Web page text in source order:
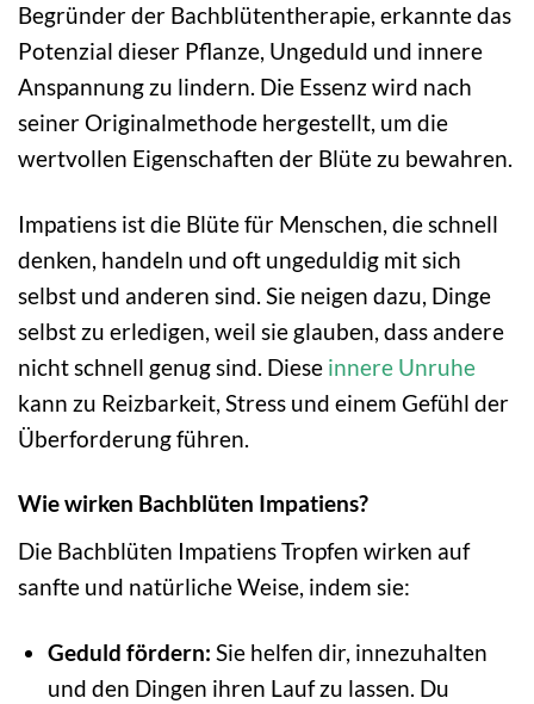
Begründer der Bachblütentherapie, erkannte das
Potenzial dieser Pflanze, Ungeduld und innere
Anspannung zu lindern. Die Essenz wird nach
seiner Originalmethode hergestellt, um die
wertvollen Eigenschaften der Blüte zu bewahren.
Impatiens ist die Blüte für Menschen, die schnell
denken, handeln und oft ungeduldig mit sich
selbst und anderen sind. Sie neigen dazu, Dinge
selbst zu erledigen, weil sie glauben, dass andere
nicht schnell genug sind. Diese innere Unruhe
kann zu Reizbarkeit, Stress und einem Gefühl der
Überforderung führen.
Wie wirken Bachblüten Impatiens?
Die Bachblüten Impatiens Tropfen wirken auf
sanfte und natürliche Weise, indem sie:
Geduld fördern: Sie helfen dir, innezuhalten
und den Dingen ihren Lauf zu lassen. Du